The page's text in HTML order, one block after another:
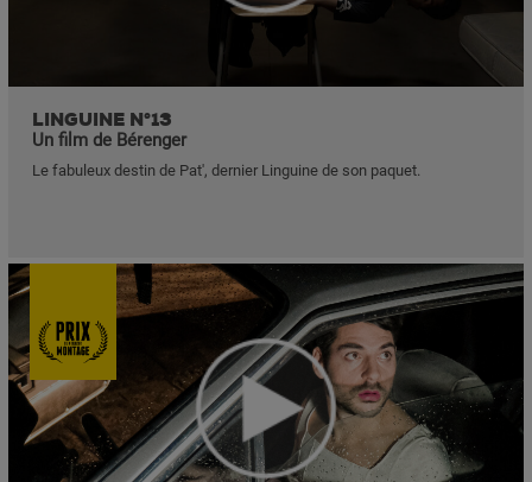
LINGUINE N°13
Un film de Bérenger
Le fabuleux destin de Pat', dernier Linguine de son paquet.